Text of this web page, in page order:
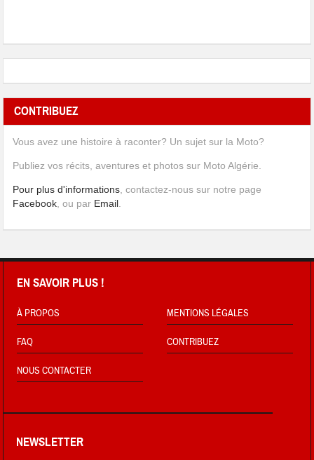
CONTRIBUEZ
Vous avez une histoire à raconter? Un sujet sur la Moto?
Publiez vos récits, aventures et photos sur Moto Algérie.
Pour plus d'informations, contactez-nous sur notre page
Facebook, ou par Email.
EN SAVOIR PLUS !
À PROPOS MENTIONS LÉGALES
FAQ CONTRIBUEZ
NOUS CONTACTER
NEWSLETTER